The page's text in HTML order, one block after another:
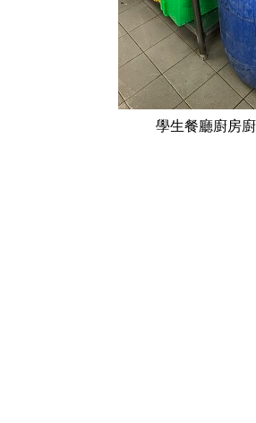
學生餐廳廚房